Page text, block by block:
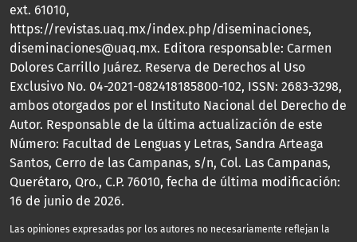
ext. 61010,
https://revistas.uaq.mx/index.php/diseminaciones,
diseminaciones@uaq.mx. Editora responsable: Carmen
Dolores Carrillo Juárez. Reserva de Derechos al Uso
Exclusivo No. 04-2021-082418185800-102, ISSN: 2683-3298,
ambos otorgados por el Instituto Nacional del Derecho de
Autor. Responsable de la última actualización de este
Número: Facultad de Lenguas y Letras, Sandra Arteaga
Santos, Cerro de las Campanas, s/n, Col. Las Campanas,
Querétaro, Qro., C.P. 76010, fecha de última modificación:
16 de junio de 2026.
Las opiniones expresadas por los autores no necesariamente reflejan la